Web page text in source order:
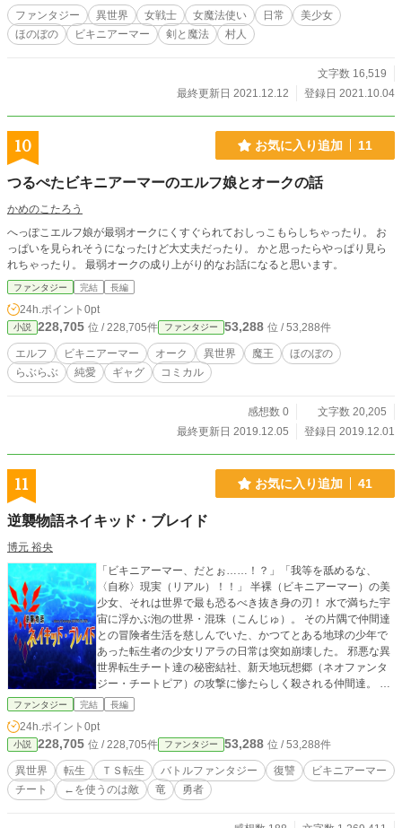
ファンタジー 異世界 女戦士 女魔法使い 日常
美少女
ほのぼの
ビキニアーマー 剣と魔法 村人
文字数 16,519
最終更新日 2021.12.12
登録日 2021.10.04
10 お気に入り追加 11
つるぺたビキニアーマーのエルフ娘とオークの話
かめのこたろう
へっぽこエルフ娘が最弱オークにくすぐられておしっこもらしちゃったり。 お
っぱいを見られそうになったけど大丈夫だったり。 かと思ったらやっぱり見ら
れちゃったり。 最弱オークの成り上がり的なお話になると思います。
ファンタジー 完結 長編
24h.ポイント 0pt
小説 228,705 位 / 228,705件 ファンタジー 53,288 位 / 53,288件
エルフ ビキニアーマー オーク 異世界 魔王
ほのぼの
らぶらぶ
純愛 ギャグ コミカル
感想数 0
文字数 20,205
最終更新日 2019.12.05
登録日 2019.12.01
11 お気に入り追加 41
逆襲物語ネイキッド・ブレイド
博元 裕央
「ビキニアーマー、だとぉ……！？」「我等を舐めるな、
〈自称〉現実（リアル）！！」 半裸（ビキニアーマー）の美
少女、それは世界で最も恐るべき抜き身の刃！ 水で満ちた宇
宙に浮かぶ泡の世界・混珠（こんじゅ）。 その片隅で仲間達
との冒険者生活を慈しんでいた、かつてとある地球の少年で
あった転生者の少女リアラの日常は突如崩壊した。 邪悪な異
世界転生チート達の秘密結社、新天地玩想郷（ネオファンタ
ジー・チートピア）の攻撃に惨たらしく殺される仲間達。 そ
んなリアラを救ったのは、ビキニアーマーを纏う美少女、チ
く時代遅れな奴等の逆襲が始まる！ （イラスト・風見屋様に
書いて頂いた物、読者の方が依頼し忍坂けの様が書いて下さ
った物、板野かも様が依頼し瑠華様が書いて下さった物）
ファンタジー 完結 長編
24h.ポイント 0pt
小説 228,705 位 / 228,705件 ファンタジー 53,288 位 / 53,288件
異世界 転生 ＴＳ転生 バトルファンタジー 復讐
ビキニアーマー
チート
←を使うのは敵 竜 勇者